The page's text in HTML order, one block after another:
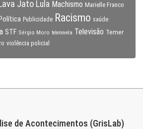
Jato Lula Machismo Marielle Franco
Publicidade Racismo saúde
STF Sérgio Moro telenovela Televisão Temer
violência policial
de Acontecimentos (GrisLab)